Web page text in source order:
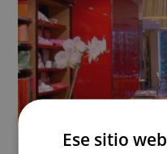
Ese sitio